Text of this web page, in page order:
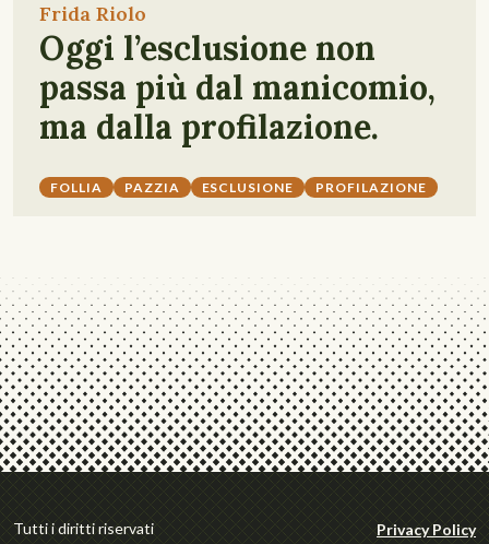
Frida Riolo
Oggi l’esclusione non
passa più dal manicomio,
ma dalla profilazione.
FOLLIA PAZZIA ESCLUSIONE PROFILAZIONE
Tutti i diritti riservati Privacy Policy